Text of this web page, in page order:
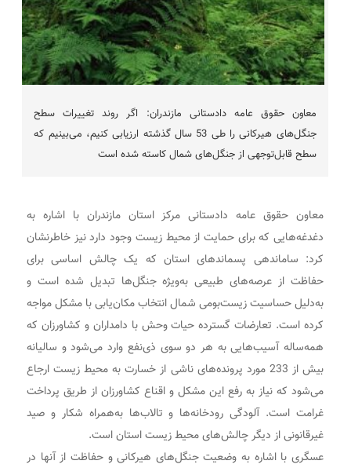
معاون حقوق عامه دادستانی مازندران: اگر روند تغییرات سطح
جنگل‌های هیرکانی را طی 53 سال گذشته ارزیابی کنیم، می‌بینیم که
سطح قابل‌توجهی از جنگل‌های شمال کاسته شده است
معاون حقوق عامه دادستانی مرکز استان مازندران با اشاره به
دغدغه‌هایی که برای حمایت از محیط زیست وجود دارد نیز خاطرنشان
کرد: ساماندهی پسماند‌های استان که یک چالش اساسی برای
حفاظت از عرصه‌های طبیعی به‌ویژه جنگل‌ها تبدیل شده است و
به‌دلیل حساسیت زیست‌بومی شمال انتخاب مکان‌یابی با مشکل مواجه
کرده است. تعارضات گسترده حیات وحش با دامداران و کشاورزان که
همه‌ساله آسیب‌هایی به هر دو سوی ذی‌نفع وارد می‌شود و سالیانه
بیش از 233 مورد پرونده‌های ناشی از خسارت به محیط زیست ارجاع
می‌شود که نیاز به رفع این مشکل و اقناع کشاورزان از طریق پرداخت
غرامت است. آلودگی رودخانه‌ها و تالاب‌ها به‌همراه شکار و صید
غیرقانونی از دیگر چالش‌های محیط زیست استان است.
عسگری با اشاره به وضعیت جنگل‌های هیرکانی و حفاظت از آنها در